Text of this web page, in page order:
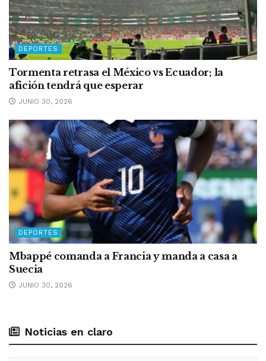
DEPORTES
Tormenta retrasa el México vs Ecuador; la
afición tendrá que esperar
JUNIO 30, 2026
DEPORTES
Mbappé comanda a Francia y manda a casa a
Suecia
JUNIO 30, 2026
Noticias en claro